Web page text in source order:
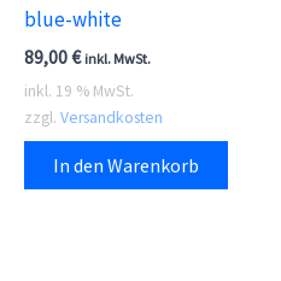
blue-white
89,00€ inkl. MwSt.
inkl. 19 % MwSt.
zzgl. Versandkosten
In den Warenkorb